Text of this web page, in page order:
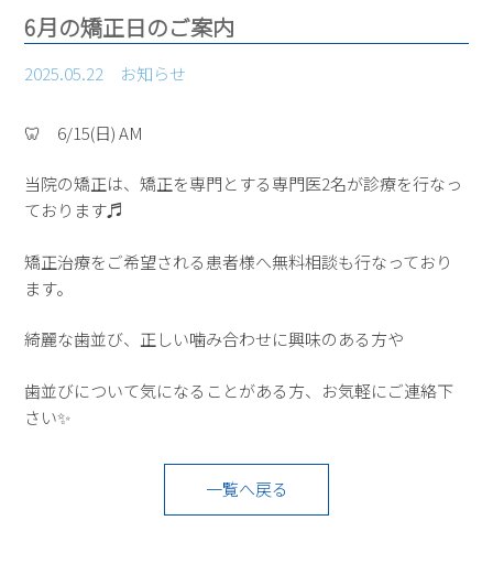
6月の矯正日のご案内
2025.05.22 お知らせ
🦷 6/15(日) AM
当院の矯正は、矯正を専門とする専門医2名が診療を行なっ
ております♬
矯正治療をご希望される患者様へ無料相談も行なっており
ます。
綺麗な歯並び、正しい噛み合わせに興味のある方や
歯並びについて気になることがある方、お気軽にご連絡下
さい✨
一覧へ戻る